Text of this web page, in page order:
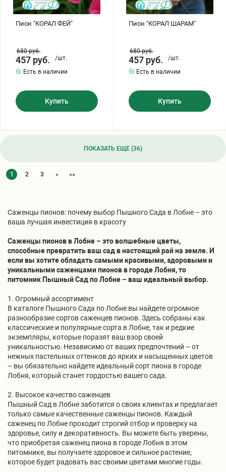
Пион "КОРАЛ ФЕЙ"
680руб.
457 руб.
/шт.
Есть в наличии
Купить
Пион "КОРАЛ ШАРАМ"
680руб.
457 руб.
/шт.
Есть в наличии
Купить
ПОКАЗАТЬ ЕЩЕ (36)
1 2 3 » »»
Саженцы пионов: почему выбор Пышного Сада в Лобне – это
ваша лучшая инвестиция в красоту
Саженцы пионов в Лобне – это волшебные цветы,
способные превратить ваш сад в настоящий рай на земле. И
если вы хотите обладать самыми красивыми, здоровыми и
уникальными саженцами пионов в городе Лобня, то
питомник Пышный Сад по Лобне – ваш идеальный выбор.
1. Огромный ассортимент
В каталоге Пышного Сада по Лобне вы найдете огромное
разнообразие сортов саженцев пионов. Здесь собраны как
классические и популярные сорта в Лобне, так и редкие
экземпляры, которые поразят ваш взор своей
уникальностью. Независимо от ваших предпочтений – от
нежных пастельных оттенков до ярких и насыщенных цветов
– вы обязательно найдете идеальный сорт пиона в городе
Лобня, который станет гордостью вашего сада.
2. Высокое качество саженцев
Пышный Сад в Лобне заботится о своих клиентах и предлагает
только самые качественные саженцы пионов. Каждый
саженец по Лобне проходит строгий отбор и проверку на
здоровье, силу и декоративность. Вы можете быть уверены,
что приобретая саженец пиона в городе Лобня в этом
питомнике, вы получаете здоровое и сильное растение,
которое будет радовать вас своими цветами многие годы.